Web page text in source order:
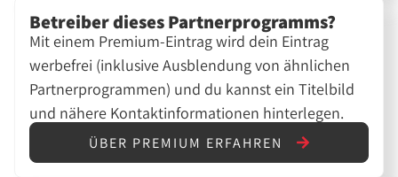
Betreiber dieses Partnerprogramms?
Mit einem Premium-Eintrag wird dein Eintrag
werbefrei (inklusive Ausblendung von ähnlichen
Partnerprogrammen) und du kannst ein Titelbild
und nähere Kontaktinformationen hinterlegen.
ÜBER PREMIUM ERFAHREN